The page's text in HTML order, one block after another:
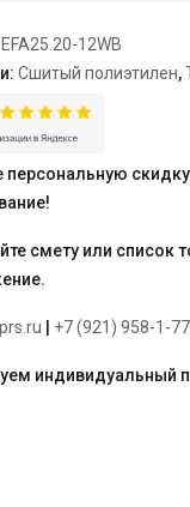
EFA25.20-12WB
Сшитый полиэтилен,
персональную
смету или список
+7 (921) 958-1-